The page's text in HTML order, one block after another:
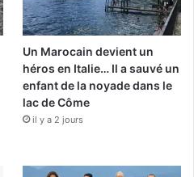
Un Marocain devient un
héros en Italie… Il a sauvé un
enfant de la noyade dans le
lac de Côme
il y a 2 jours